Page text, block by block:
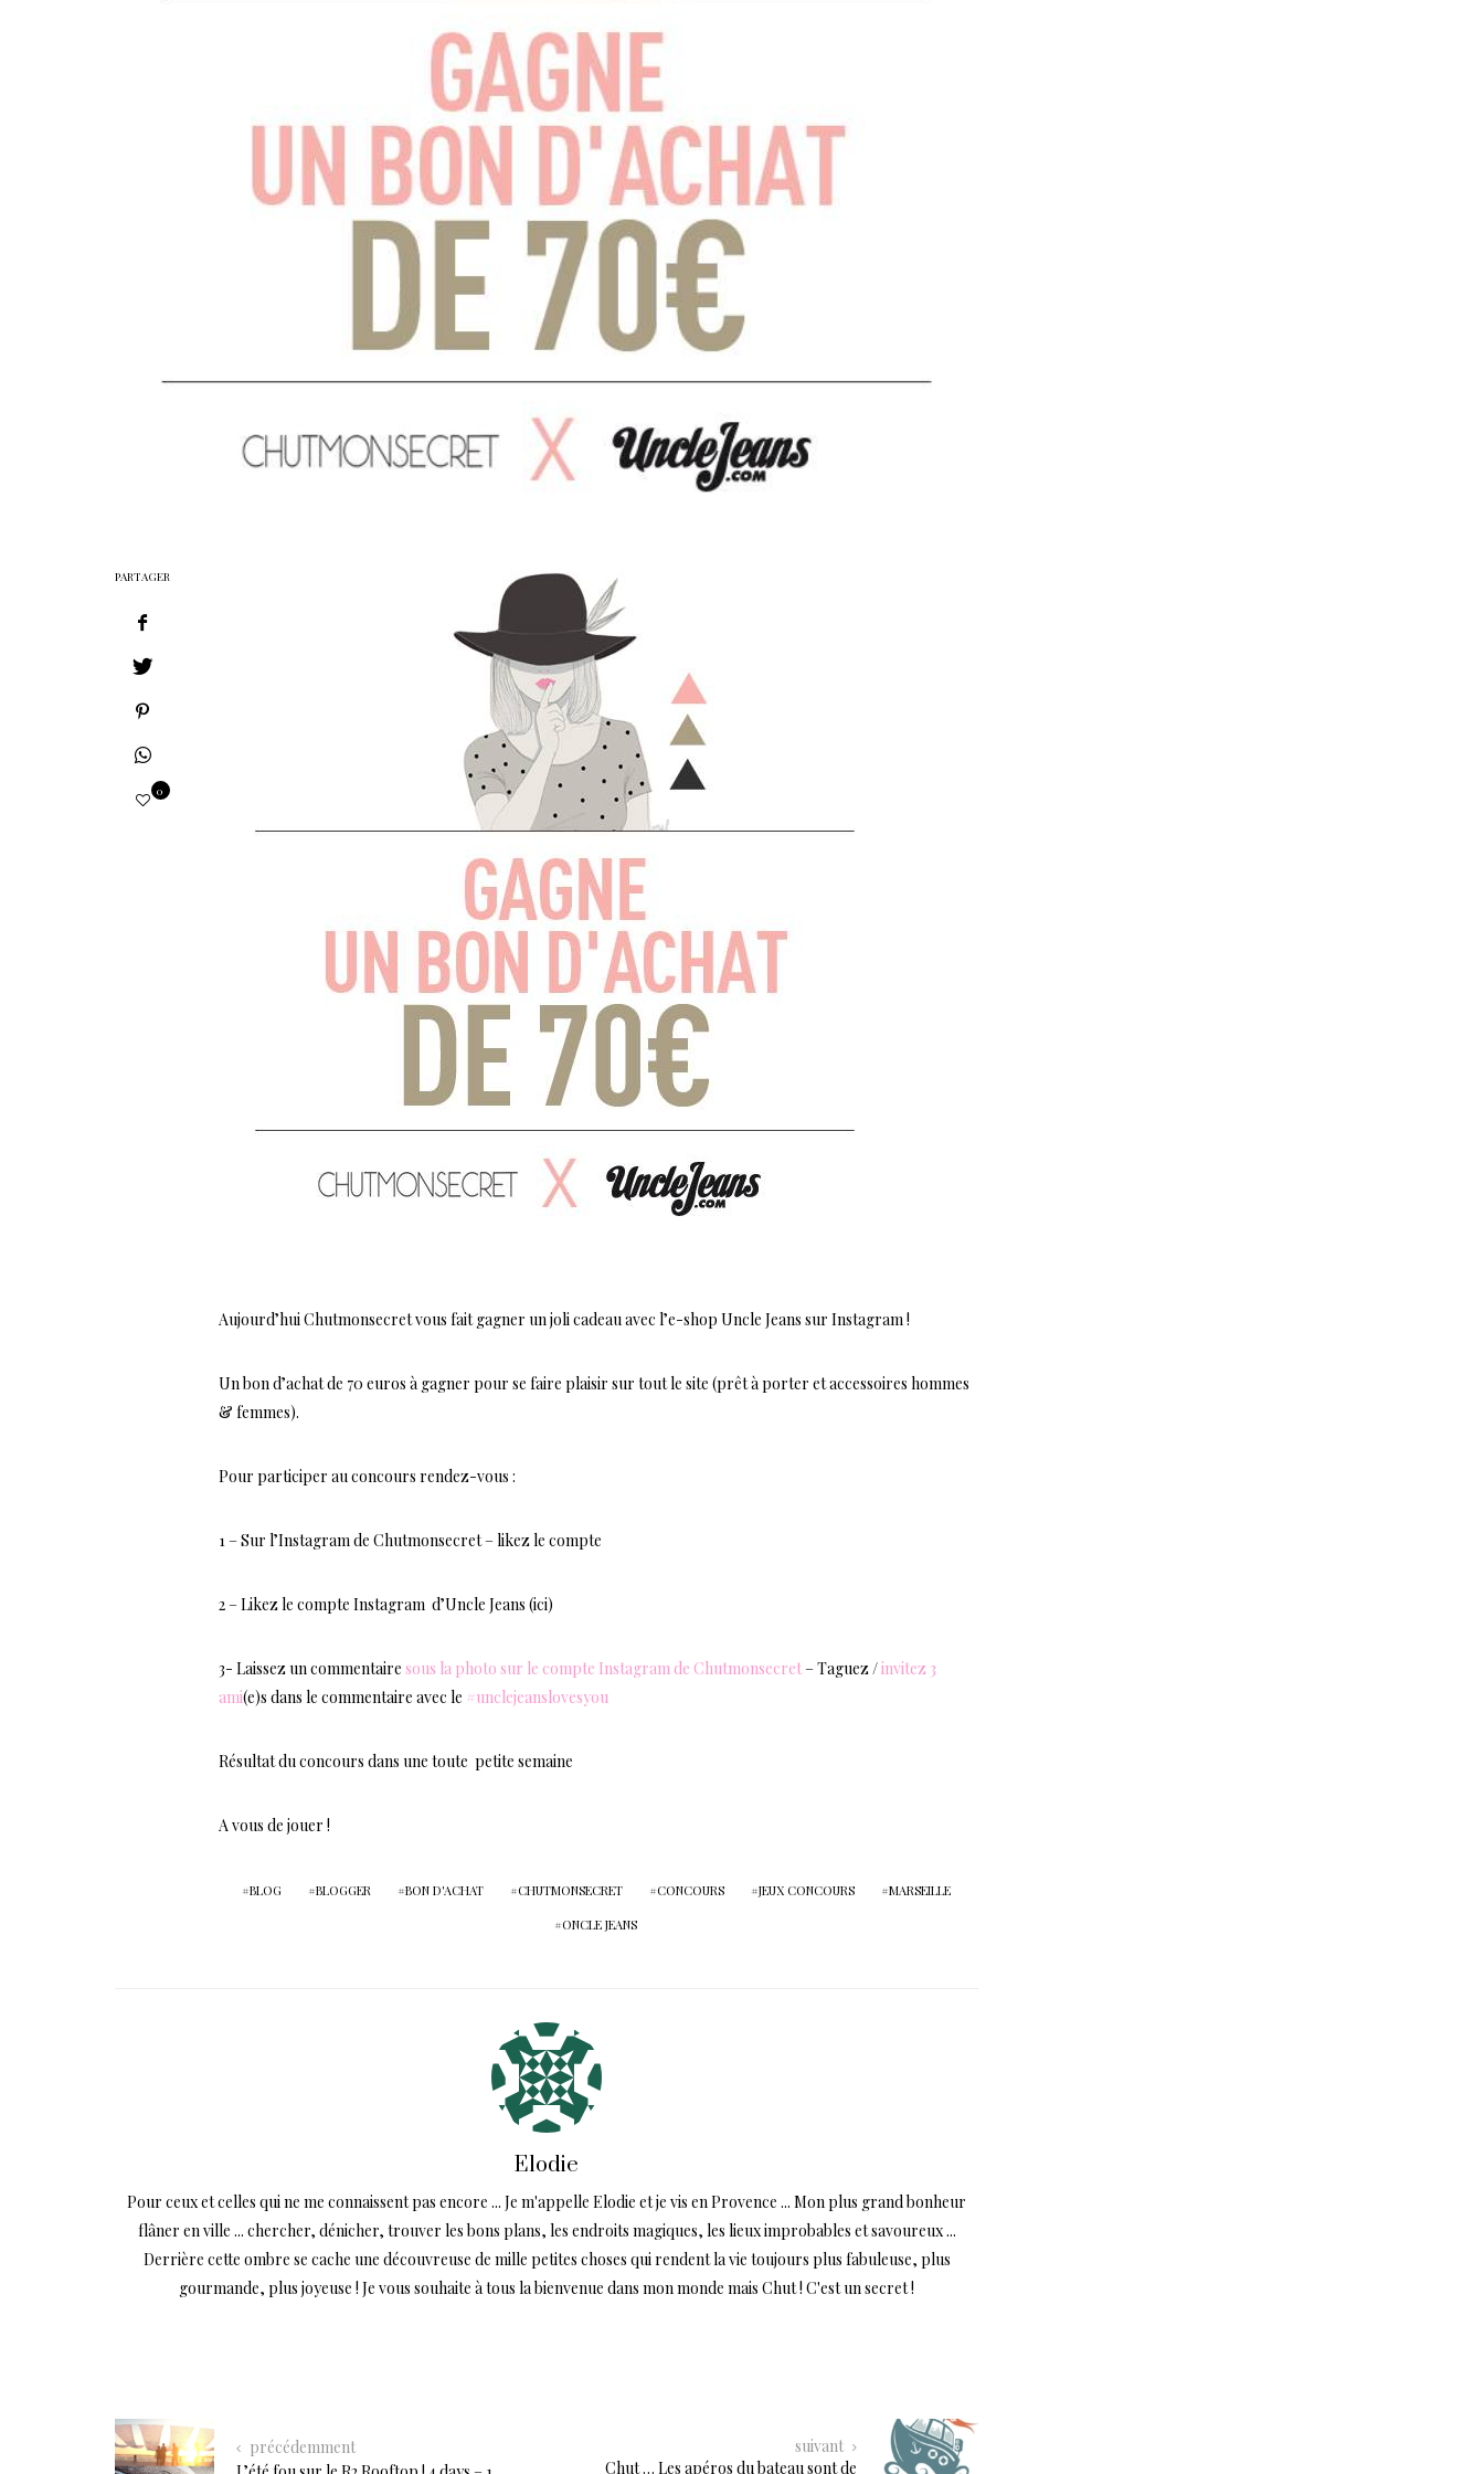
PARTAGER
0
Aujourd’hui Chutmonsecret vous fait gagner un joli cadeau avec l’e-shop Uncle Jeans sur Instagram !
Un bon d’achat de 70 euros à gagner pour se faire plaisir sur tout le site (prêt à porter et accessoires hommes
& femmes).
Pour participer au concours rendez-vous :
1 – Sur l’Instagram de Chutmonsecret – likez le compte
2 – Likez le compte Instagram d’Uncle Jeans (ici)
3- Laissez un commentaire sous la photo sur le compte Instagram de Chutmonsecret– Taguez /invitez 3
ami(e)s dans le commentaire avec le #unclejeanslovesyou
Résultat du concours dans une toute petite semaine
A vous de jouer !
BLOG BLOGGER BON D'ACHAT CHUTMONSECRET CONCOURS JEUX CONCOURS MARSEILLE
ONCLE JEANS
Elodie
Pour ceux et celles qui ne me connaissent pas encore ... Je m'appelle Elodie et je vis en Provence ... Mon plus grand bonheur
flâner en ville ... chercher, dénicher, trouver les bons plans, les endroits magiques, les lieux improbables et savoureux ...
Derrière cette ombre se cache une découvreuse de mille petites choses qui rendent la vie toujours plus fabuleuse, plus
gourmande, plus joyeuse ! Je vous souhaite à tous la bienvenue dans mon monde mais Chut ! C'est un secret !
précédemment
suivant
Chut … Les apéros du bateau sont de